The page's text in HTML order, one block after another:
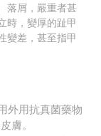
落屑，嚴重者甚
時，變厚的趾甲
變差，甚至指甲
外用抗真菌藥物
膚。